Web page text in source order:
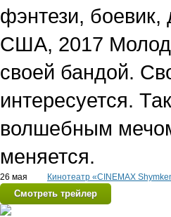
фэнтези,
США, 2017
своей бандой.
интересуется.
волшебным
меняется.
26 мая Кинотеатр «CINEMAX
Смотреть трейлер